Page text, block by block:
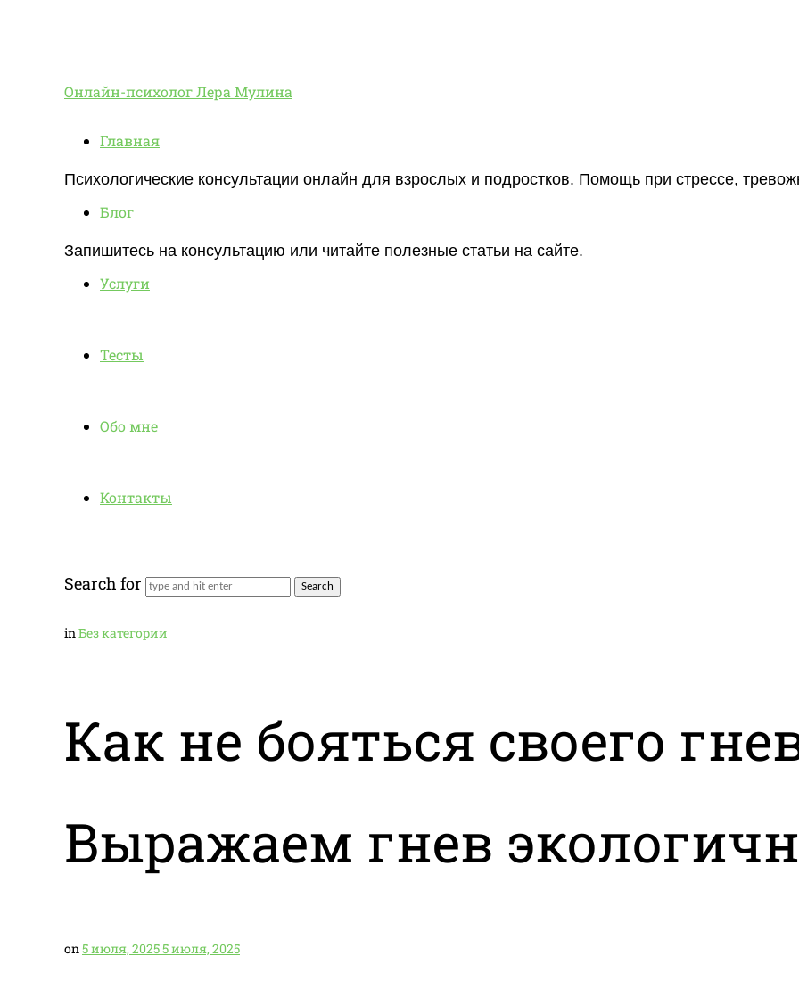
Онлайн-
Онлайн-психолог Лера Мулина
Психологические консультации онлайн для взрослых и подростков. Помощь при стрессе,
Запишитесь на консультацию или читайте полезные статьи на сайте.
Главная
Блог
Услуги
Тесты
Обо мне
Контакты
Search for
inБез категории
Как не бояться своего
Выражаем гнев
on5 июля, 20255 июля, 2025